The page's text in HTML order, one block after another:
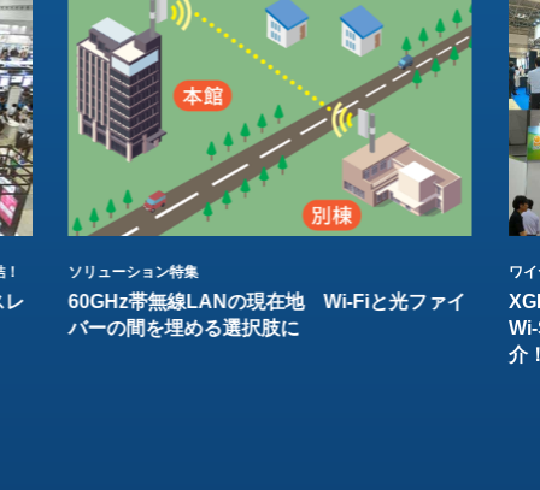
レ
ソリューション特集
60GHz帯無線LANの現在地 Wi-Fiと光ファイ
バーの間を埋める選択肢に
ワ
介